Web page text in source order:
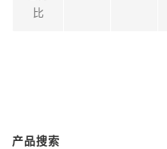
比
产品搜索